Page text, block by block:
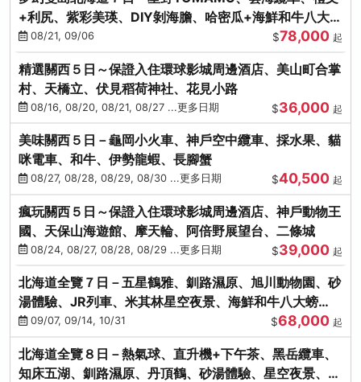
+利尻、紫彩美瑛、DIY剝海膽、哈密瓜+海鮮和牛八大螃
蟹吃到飽
08/21, 09/06 $78,000 起
精選關西５日～保證入住環球影城周邊酒店、美山町合掌
村、天橋立、伏見稻荷神社、花見小路
08/16, 08/20, 08/21, 08/27 ...更多日期 $36,000 起
美味關西５日－龜岡小火車、神戶空中纜車、採水果、貓
咪電車、和牛、伊勢龍蝦、長腳蟹
08/27, 08/28, 08/29, 08/30 ...更多日期 $40,500 起
瘋玩關西５日～保證入住環球影城周邊酒店、神戶動物王
國、天保山海遊館、摩天輪、阿倍野展望台、二條城
08/24, 08/27, 08/28, 08/29 ...更多日期 $39,000 起
北海道全覽７日－五星鶴雅、釧路濕原、旭川動物園、砂
湯體驗、JR列車、米其林星空夜景、海鮮和牛八大螃
蟹、卡哇依熊牧場
09/07, 09/14, 10/31 $68,000 起
北海道全覽８日－熱氣球、直升機+下午茶、黑岳纜車、
知床五湖、釧路濕原、丹頂鶴、砂湯體驗、星空夜景、洞